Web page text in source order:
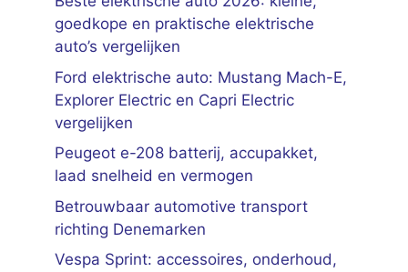
goedkope en praktische elektrische
auto’s vergelijken
Ford elektrische auto: Mustang Mach-E,
Explorer Electric en Capri Electric
vergelijken
Peugeot e-208 batterij, accupakket,
laad snelheid en vermogen
Betrouwbaar automotive transport
richting Denemarken
Vespa Sprint: accessoires, onderhoud,